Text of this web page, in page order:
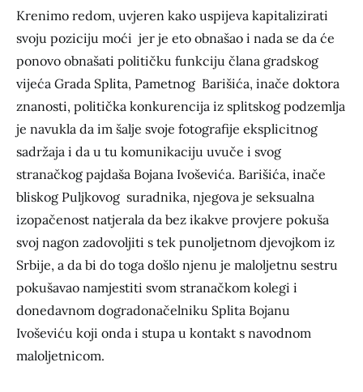
Krenimo redom, uvjeren kako uspijeva kapitalizirati
svoju poziciju moći jer je eto obnašao i nada se da će
ponovo obnašati političku funkciju člana gradskog
vijeća Grada Splita, Pametnog Barišića, inače doktora
znanosti, politička konkurencija iz splitskog podzemlja
je navukla da im šalje svoje fotografije eksplicitnog
sadržaja i da u tu komunikaciju uvuče i svog
stranačkog pajdaša Bojana Ivoševića. Barišića, inače
bliskog Puljkovog suradnika, njegova je seksualna
izopačenost natjerala da bez ikakve provjere pokuša
svoj nagon zadovoljiti s tek punoljetnom djevojkom iz
Srbije, a da bi do toga došlo njenu je maloljetnu sestru
pokušavao namjestiti svom stranačkom kolegi i
donedavnom dogradonačelniku Splita Bojanu
Ivoševiću koji onda i stupa u kontakt s navodnom
maloljetnicom.